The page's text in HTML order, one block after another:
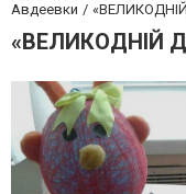
Авдеевки
«ВЕЛИКОДНІЙ